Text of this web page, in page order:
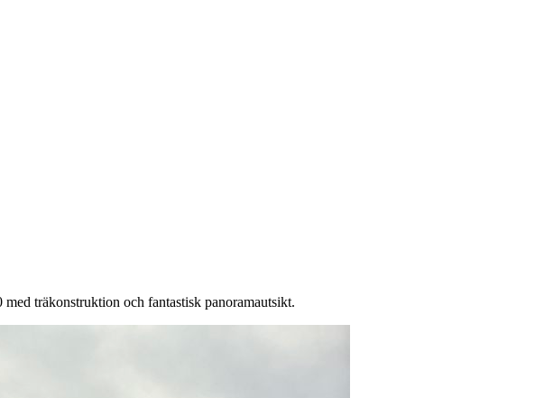
träkonstruktion och fantastisk panoramautsikt.